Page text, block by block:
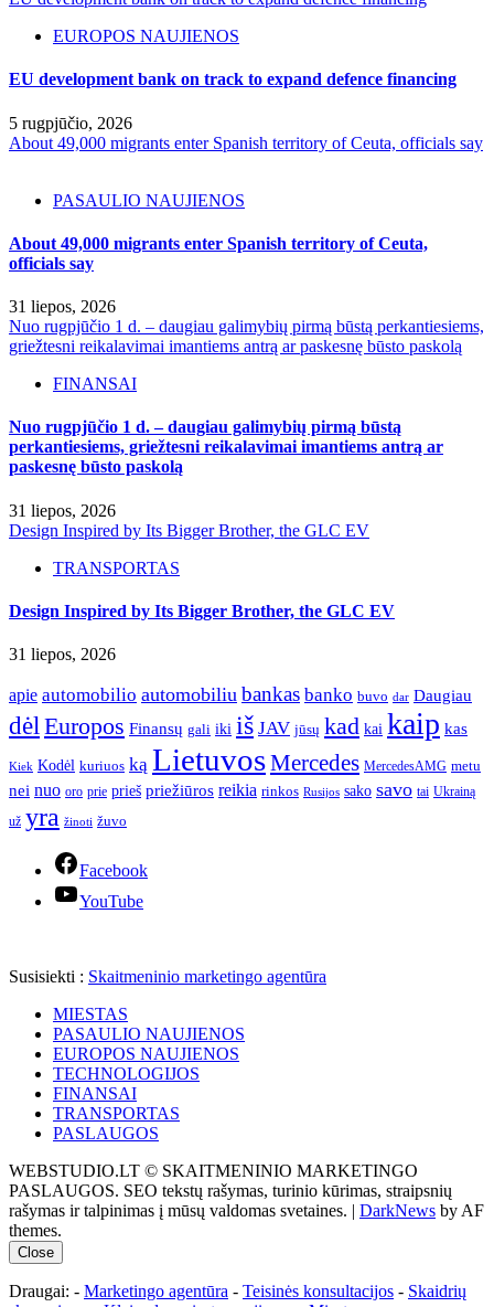
EUROPOS NAUJIENOS
EU development bank on track to expand defence financing
5 rugpjūčio, 2026
About 49,000 migrants enter Spanish territory of Ceuta, officials say
PASAULIO NAUJIENOS
About 49,000 migrants enter Spanish territory of Ceuta,
officials say
31 liepos, 2026
Nuo rugpjūčio 1 d. – daugiau galimybių pirmą būstą perkantiesiems,
griežtesni reikalavimai imantiems antrą ar paskesnę būsto paskolą
FINANSAI
Nuo rugpjūčio 1 d. – daugiau galimybių pirmą būstą
perkantiesiems, griežtesni reikalavimai imantiems antrą ar
paskesnę būsto paskolą
31 liepos, 2026
Design Inspired by Its Bigger Brother, the GLC EV
TRANSPORTAS
Design Inspired by Its Bigger Brother, the GLC EV
31 liepos, 2026
apie automobilio automobiliu bankas banko buvo dar Daugiau
dėlEuropos Finansų gali iki iš JAV jūsų kad kai kaip kas
Kiek Kodėl kuriuos ką LietuvosMercedes MercedesAMG metu
nei nuo oro prie prieš priežiūros reikia rinkos Rusijos sako savo tai Ukrainą
už yra žinoti žuvo
Facebook
YouTube
Susisiekti : Skaitmeninio marketingo agentūra
MIESTAS
PASAULIO NAUJIENOS
EUROPOS NAUJIENOS
TECHNOLOGIJOS
FINANSAI
TRANSPORTAS
PASLAUGOS
WEBSTUDIO.LT © SKAITMENINIO MARKETINGO
PASLAUGOS. SEO tekstų rašymas, turinio kūrimas, straipsnių
rašymas ir talpinimas į mūsų valdomas svetaines. | DarkNews by AF
themes.
Close
Draugai: - Marketingo agentūra - Teisinės konsultacijos - Skaidrių